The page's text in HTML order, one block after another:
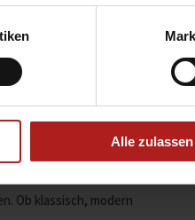
Alle zulassen
Sie das
eingestellt werden, um
Ob klassisch, modern